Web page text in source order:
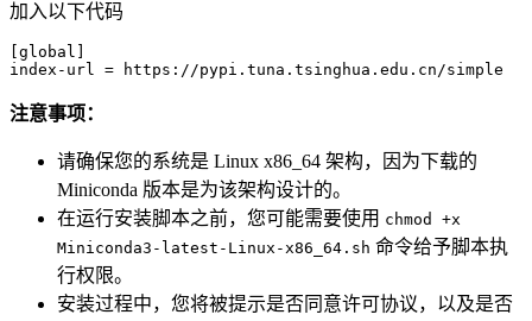
加入以下代码
[global]
index-url
注意事项：
请确保您的系统是 Linux x86_64 架构，因为下载的
Miniconda 版本是为该架构设计的。
在运行安装脚本之前，您可能需要使用 chmod +x
Miniconda3-latest-Linux-x86_64.sh 命令给予脚本执
行权限。
安装过程中，您将被提示是否同意许可协议，以及是否